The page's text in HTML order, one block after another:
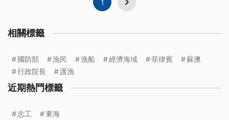
1
相關標籤
國防部 漁民 漁船 經濟海域 菲律賓
蘇澳
行政院長
護漁
近期熱門標籤
志工 東海